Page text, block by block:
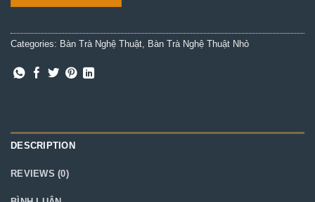
Categories: Bàn Trà Nghệ Thuật, Bàn Trà Nghệ Thuật Nhỏ
DESCRIPTION
REVIEWS (0)